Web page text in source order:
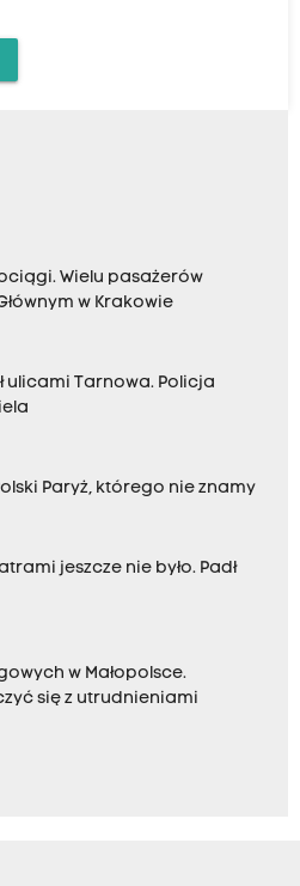
Wielu pasażerów
w Krakowie
ulicami Tarnowa. Policja
Paryż, którego nie znamy
jeszcze nie było. Padł
w Małopolsce.
się z utrudnieniami